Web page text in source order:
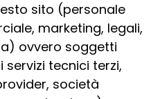
sito (personale
marketing, legali,
ovvero soggetti
tecnici terzi,
società